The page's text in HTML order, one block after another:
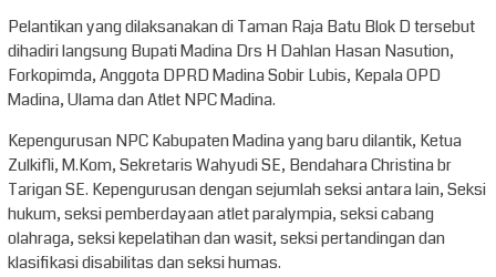
Pelantikan yang dilaksanakan di Taman Raja Batu Blok D tersebut
dihadiri langsung Bupati Madina Drs H Dahlan Hasan Nasution,
Forkopimda, Anggota DPRD Madina Sobir Lubis, Kepala OPD
Madina, Ulama dan Atlet NPC Madina.
Kepengurusan NPC Kabupaten Madina yang baru dilantik, Ketua
Zulkifli, M.Kom, Sekretaris Wahyudi SE, Bendahara Christina br
Tarigan SE. Kepengurusan dengan sejumlah seksi antara lain, Seksi
hukum, seksi pemberdayaan atlet paralympia, seksi cabang
olahraga, seksi kepelatihan dan wasit, seksi pertandingan dan
klasifikasi disabilitas dan seksi humas.